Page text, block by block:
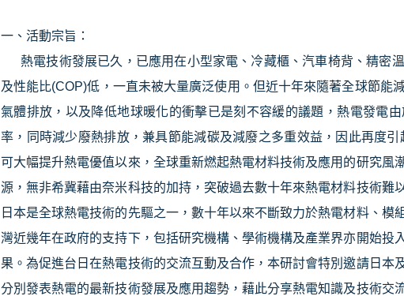
一、活動宗旨：
熱電技術發展已久，已應用在小型家電、冷藏櫃、汽車椅背、精密
及性能比(COP)低，一直未被大量廣泛使用。但近十年來隨著全球節能
氣體排放，以及降低地球暖化的衝擊已是刻不容緩的議題，熱電發電
率，同時減少廢熱排放，兼具節能減碳及減廢之多重效益，因此再度引
可大幅提升熱電優值以來，全球重新燃起熱電材料技術及應用的研究風
源，無非希冀藉由奈米科技的加持，突破過去數十年來熱電材料技術難
日本是全球熱電技術的先驅之一，數十年以來不斷致力於熱電材料、
灣近幾年在政府的支持下，包括研究機構、學術機構及產業界亦開始
果。為促進台日在熱電技術的交流互動及合作，本研討會特別邀請日本
分別發表熱電的最新技術發展及應用趨勢，藉此分享熱電知識及技術